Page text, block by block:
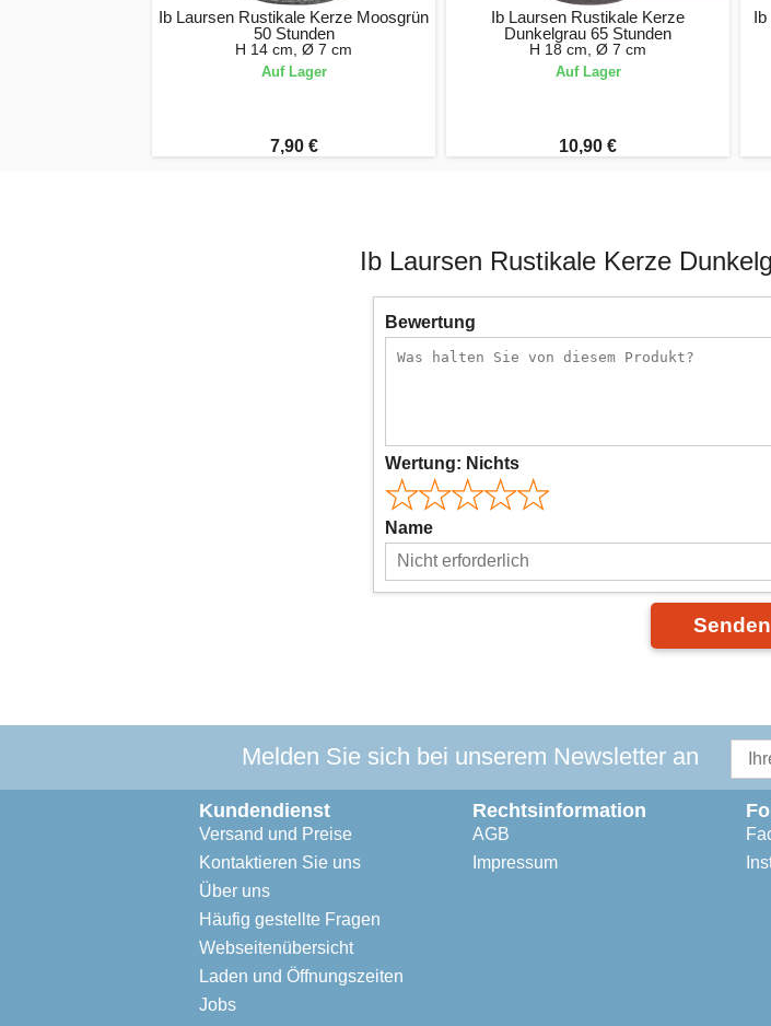
Ib Laursen Rustikale Kerze Moosgrün
50 Stunden
H 14 cm, Ø 7 cm
Auf Lager
7,90 €
Ib Laursen Rustikale Kerze
Dunkelgrau 65 Stunden
H 18 cm, Ø 7 cm
Auf Lager
10,90 €
Ib
Ib Laursen Rustikale Kerze
Bewertung
Wertung: Nichts
Name
Senden
Melden Sie sich bei unserem Newsletter an
Kundendienst
Versand und Preise
Kontaktieren Sie uns
Über uns
Häufig gestellte Fragen
Webseitenübersicht
Laden und Öffnungszeiten
Jobs
Rechtsinformation
AGB
Impressum